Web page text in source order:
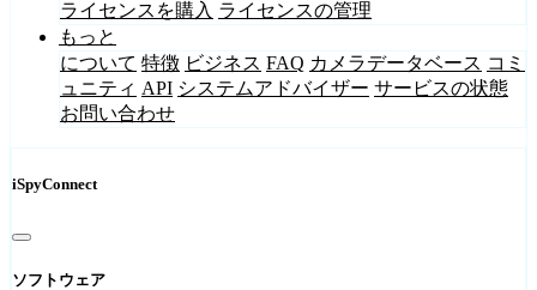
ライセンスを購入 ライセンスの管理
もっと
について 特徴 ビジネス FAQ カメラデータベース コミ
ュニティ API システムアドバイザー サービスの状態
お問い合わせ
iSpyConnect
ソフトウェア